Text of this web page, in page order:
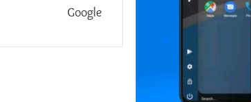
Google